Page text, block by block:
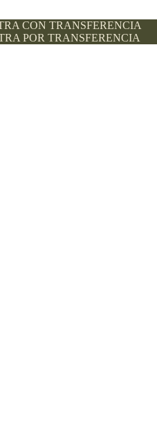
CON TRANSFERENCIA
POR TRANSFERENCIA